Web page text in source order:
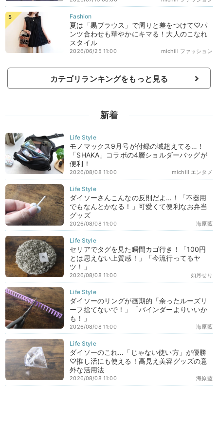
夏は「黒ブラウス」で周りと差をつけて♡パ
ンツ合わせも華やかにキマる！大人のこなれ
スタイル
michill ファッション
2026/06/25 11:00
カテゴリランキングをもっと見る
新着
モノマックス9月号が付録の域超えてる…！
「SHAKA」コラボの4層ショルダーバッグが
便利！
michill エンタメ
2026/08/08 11:00
ダイソーさんこんなの反則だよ…！「不器用
でもなんとかなる！」可愛くて便利なお弁当
グッズ
海原藍
2026/08/08 11:00
セリアでタグを見た瞬間カゴ行き！「100円
とは思えない上質感！」「今流行ってるヤ
ツ！」
如月せり
2026/08/08 11:00
ダイソーのリングが画期的「余ったルーズリ
ーフ捨てないで！」「バインダーよりいいか
も！」
海原藍
2026/08/08 11:00
ダイソーのこれ…「じゃない使い方」が優勝
♡推し活にも使える！高見え美容グッズの意
外な活用法
海原藍
2026/08/08 11:00